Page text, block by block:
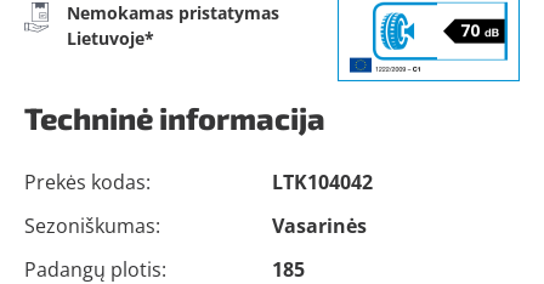
Nemokamas pristatymas
Lietuvoje*
Techninė informacija
Prekės kodas:
LTK104042
Sezoniškumas:
Vasarinės
Padangų plotis:
185